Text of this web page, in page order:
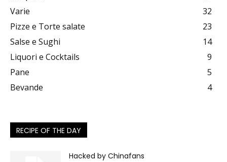
Varie
32
Pizze e Torte salate
23
Salse e Sughi
14
Liquori e Cocktails
9
Pane
5
Bevande
4
RECIPE OF THE DAY
Hacked by Chinafans